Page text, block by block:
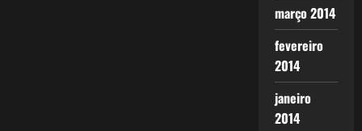
março 2014
fevereiro
2014
janeiro
2014